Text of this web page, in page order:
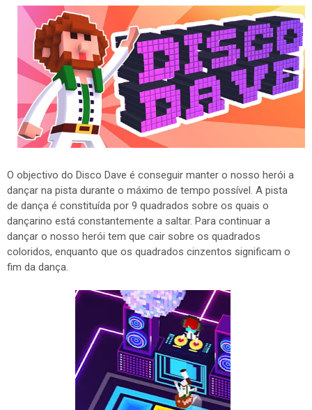
O objectivo do Disco Dave é conseguir manter o nosso herói a
dançar na pista durante o máximo de tempo possível. A pista
de dança é constituída por 9 quadrados sobre os quais o
dançarino está constantemente a saltar. Para continuar a
dançar o nosso herói tem que cair sobre os quadrados
coloridos, enquanto que os quadrados cinzentos significam o
fim da dança.